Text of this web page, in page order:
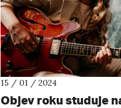
15 / 01 / 2024
Objev roku studuje